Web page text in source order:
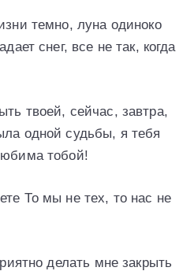
темно, луна одиноко
снег, все не так, когда
твоей, сейчас, завтра,
одной судьбы, я тебя
тобой!
То мы не тех, то нас не
делать мне закрыть